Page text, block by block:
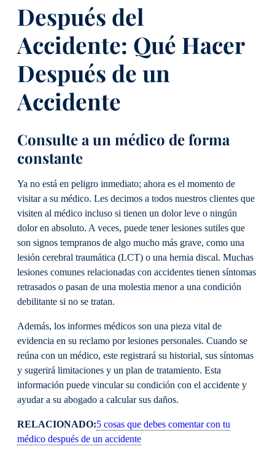
Después del
Accidente: Qué Hacer
Después de un
Accidente
Consulte a un médico de forma
constante
Ya no está en peligro inmediato; ahora es el momento de
visitar a su médico. Les decimos a todos nuestros clientes que
visiten al médico incluso si tienen un dolor leve o ningún
dolor en absoluto. A veces, puede tener lesiones sutiles que
son signos tempranos de algo mucho más grave, como una
lesión cerebral traumática (LCT) o una hernia discal. Muchas
lesiones comunes relacionadas con accidentes tienen síntomas
retrasados o pasan de una molestia menor a una condición
debilitante si no se tratan.
Además, los informes médicos son una pieza vital de
evidencia en su reclamo por lesiones personales. Cuando se
reúna con un médico, este registrará su historial, sus síntomas
y sugerirá limitaciones y un plan de tratamiento. Esta
información puede vincular su condición con el accidente y
ayudar a su abogado a calcular sus daños.
RELACIONADO:5 cosas que debes comentar con tu
médico después de un accidente